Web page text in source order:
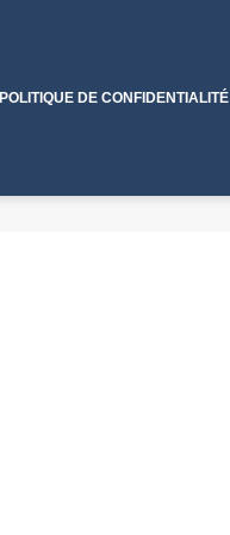
POLITIQUE DE CONFIDENTIALITÉ